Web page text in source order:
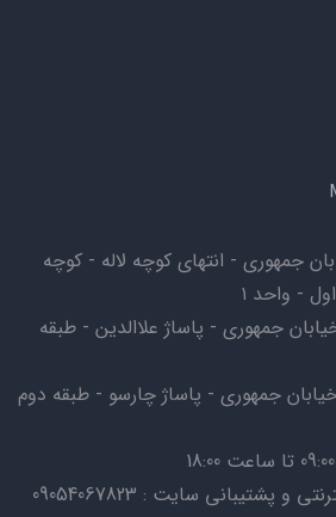
جمهوری - انتهای کوچه لاله - کوچه
جمهوری - پاساژ علاالدین - طبقه
جمهوری - پاساژ چارسو - طبقه دوم
پشتیبانی سایت : 09054067823